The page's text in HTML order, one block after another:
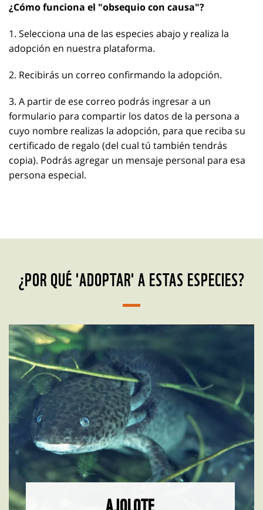
¿Cómo funciona el "obsequio con causa"?
1. Selecciona una de las especies abajo y realiza la
adopción en nuestra plataforma.
2. Recibirás un correo confirmando la adopción.
3. A partir de ese correo podrás ingresar a un
formulario para compartir los datos de la persona a
cuyo nombre realizas la adopción, para que reciba su
certificado de regalo (del cual tú también tendrás
copia). Podrás agregar un mensaje personal para esa
persona especial.
¿POR QUÉ 'ADOPTAR' A ESTAS ESPECIES?
AJOLOTE